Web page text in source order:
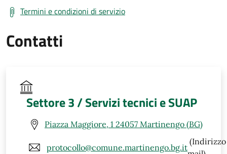
Termini e condizioni di servizio
Contatti
Settore 3 / Servizi tecnici e SUAP
Piazza Maggiore, 1 24057 Martinengo (BG)
protocollo@comune.martinengo.bg.it
(Indirizzo